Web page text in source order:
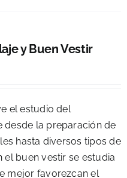
y Buen Vestir
el estudio del
desde la preparación de
hasta diversos tipos de
el buen vestir se estudia
mejor favorezcan el